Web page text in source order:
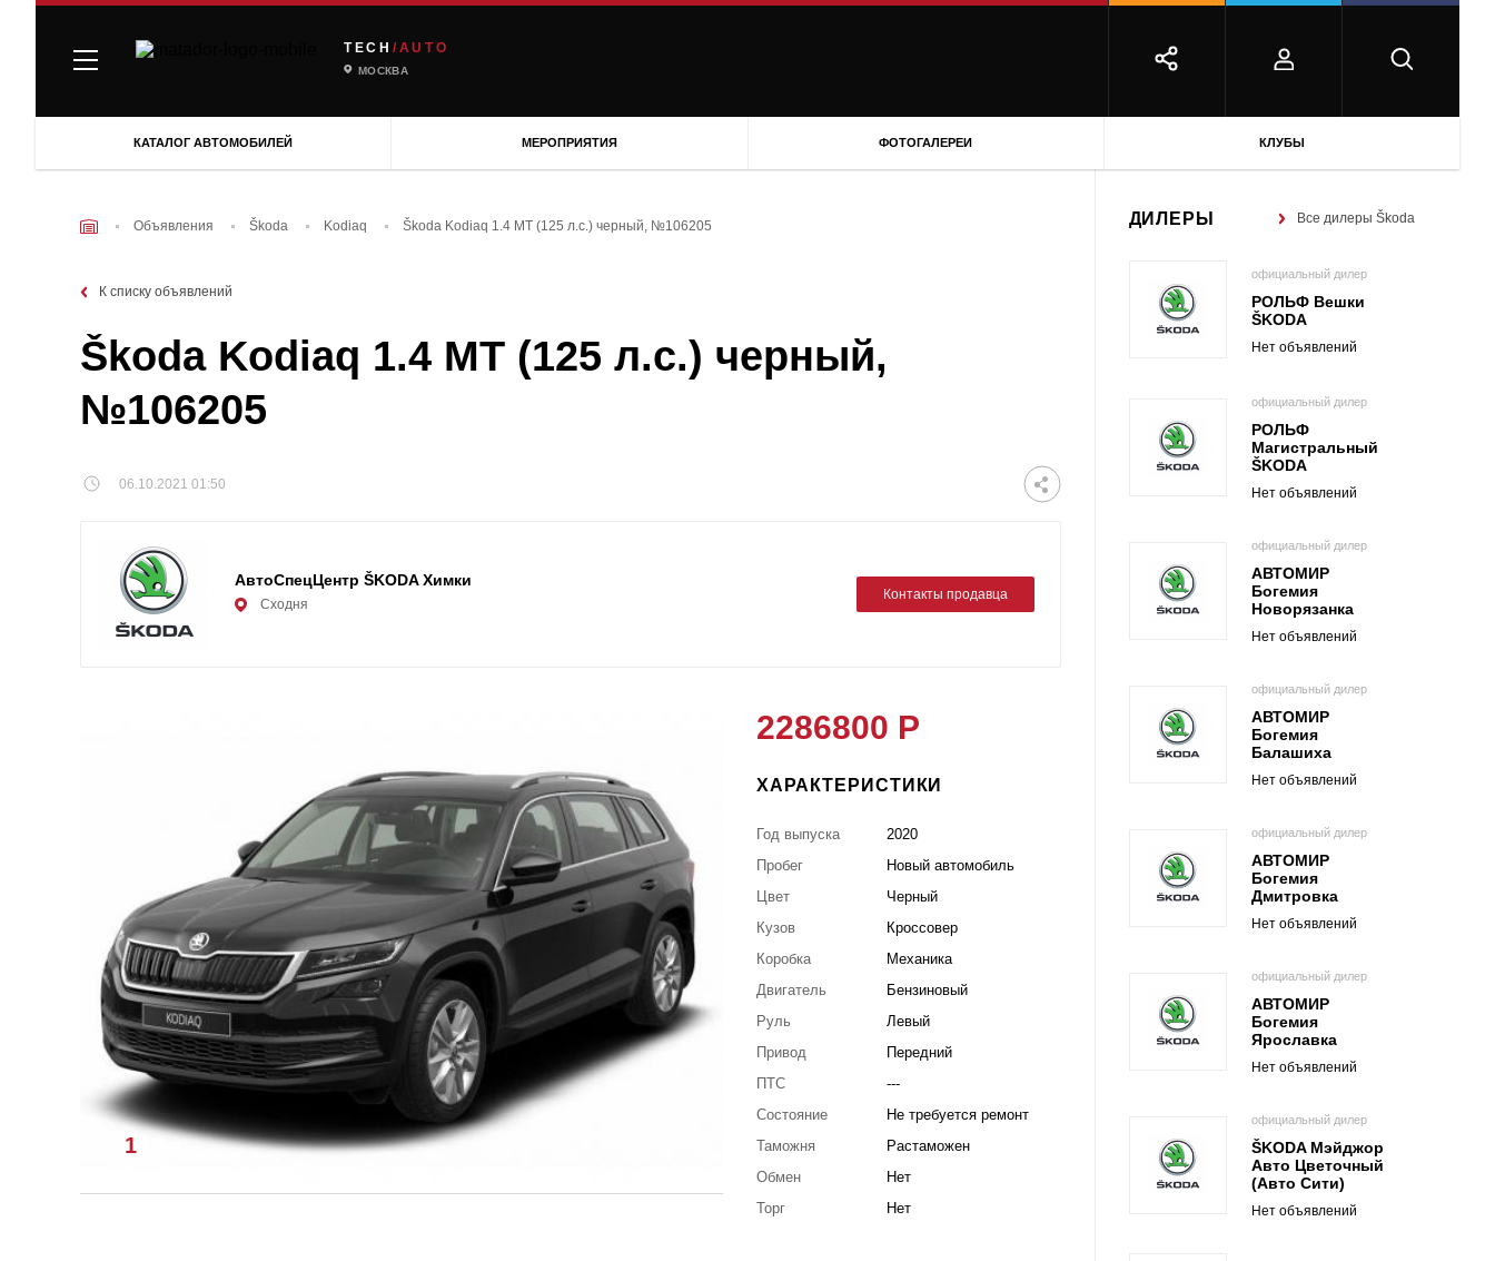
TECH /AUTO
МОСКВА
КАТАЛОГ АВТОМОБИЛЕЙ МЕРОПРИЯТИЯ ФОТОГАЛЕРЕИ КЛУБЫ
Объявления Škoda Kodiaq Škoda Kodiaq 1.4 MT (125 л.с.) черный, №106205
К списку объявлений
Škoda Kodiaq 1.4 MT (125 л.с.) черный,
№106205
06.10.2021 01:50
АвтоСпецЦентр ŠKODA Химки
Сходня
Контакты продавца
1
2286800 Р
ХАРАКТЕРИСТИКИ
Год выпуска
2020
Пробег
Новый автомобиль
Цвет
Черный
Кузов
Кроссовер
Коробка
Механика
Двигатель
Бензиновый
Руль
Левый
Привод
Передний
ПТС
---
Состояние
Не требуется ремонт
Таможня
Растаможен
Обмен
Нет
Торг
Нет
ДИЛЕРЫ Все дилеры Škoda
официальный дилер
РОЛЬФ Вешки
ŠKODA
Нет объявлений
официальный дилер
РОЛЬФ
Магистральный
ŠKODA
Нет объявлений
официальный дилер
АВТОМИР
Богемия
Новорязанка
Нет объявлений
официальный дилер
АВТОМИР
Богемия
Балашиха
Нет объявлений
официальный дилер
АВТОМИР
Богемия
Дмитровка
Нет объявлений
официальный дилер
АВТОМИР
Богемия
Ярославка
Нет объявлений
официальный дилер
ŠKODA Мэйджор
Авто Цветочный
(Авто Сити)
Нет объявлений